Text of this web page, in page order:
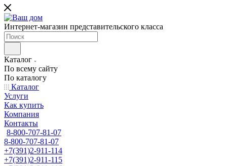
Интернет-магазин представительского класса
Каталог
По всему сайту
По каталогу
Каталог
Услуги
Как купить
Компания
Контакты
8-800-707-81-07
8-800-707-81-07
+7(391)2-911-114
+7(391)2-911-115